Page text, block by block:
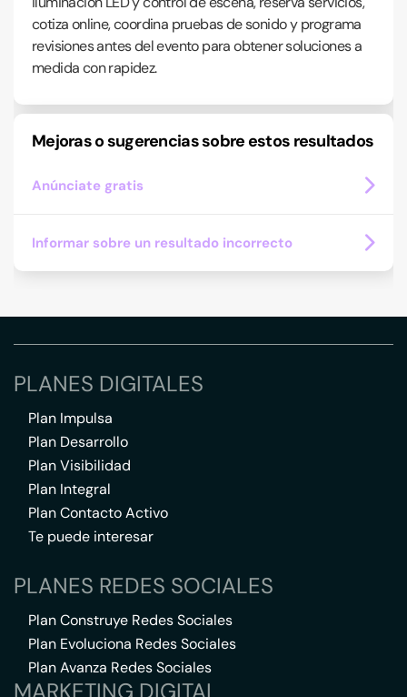
cotiza online, coordina pruebas de sonido y programa
revisiones antes del evento para obtener soluciones a
medida con rapidez.
Mejoras o sugerencias sobre estos resultados
Anúnciate gratis
Informar sobre un resultado incorrecto
PLANES DIGITALES
Plan Impulsa
Plan Desarrollo
Plan Visibilidad
Plan Integral
Plan Contacto Activo
Te puede interesar
PLANES REDES SOCIALES
Plan Construye Redes Sociales
Plan Evoluciona Redes Sociales
Plan Avanza Redes Sociales
MARKETING DIGITAL